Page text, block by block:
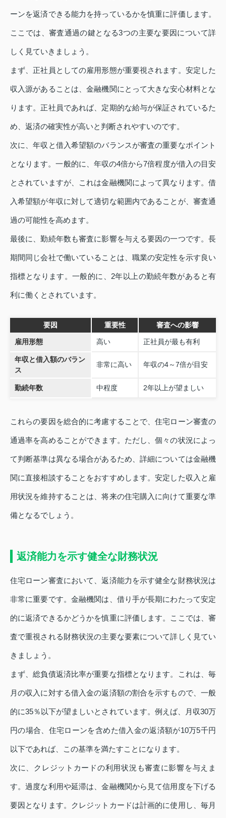
ーンを返済できる能力を持っているかを慎重に評価します。
ここでは、審査通過の鍵となる3つの主要な要因について詳
しく見ていきましょう。
まず、正社員としての雇用形態が重要視されます。安定した
収入源があることは、金融機関にとって大きな安心材料とな
ります。正社員であれば、定期的な給与が保証されているた
め、返済の確実性が高いと判断されやすいのです。
次に、年収と借入希望額のバランスが審査の重要なポイント
となります。一般的に、年収の4倍から7倍程度が借入の目安
とされていますが、これは金融機関によって異なります。借
入希望額が年収に対して適切な範囲内であることが、審査通
過の可能性を高めます。
最後に、勤続年数も審査に影響を与える要因の一つです。長
期間同じ会社で働いていることは、職業の安定性を示す良い
指標となります。一般的に、2年以上の勤続年数があると有
利に働くとされています。
要因 重要性 審査への影響
雇用形態 高い 正社員が最も有利
年収と借入額のバラン
ス
非常に高い 年収の4～7倍が目安
勤続年数 中程度 2年以上が望ましい
これらの要因を総合的に考慮することで、住宅ローン審査の
通過率を高めることができます。ただし、個々の状況によっ
て判断基準は異なる場合があるため、詳細については金融機
関に直接相談することをおすすめします。安定した収入と雇
用状況を維持することは、将来の住宅購入に向けて重要な準
備となるでしょう。
返済能力を示す健全な財務状況
住宅ローン審査において、返済能力を示す健全な財務状況は
非常に重要です。金融機関は、借り手が長期にわたって安定
的に返済できるかどうかを慎重に評価します。ここでは、審
査で重視される財務状況の主要な要素について詳しく見てい
きましょう。
まず、総負債返済比率が重要な指標となります。これは、毎
月の収入に対する借入金の返済額の割合を示すもので、一般
的に35％以下が望ましいとされています。例えば、月収30万
円の場合、住宅ローンを含めた借入金の返済額が10万5千円
以下であれば、この基準を満たすことになります。
次に、クレジットカードの利用状況も審査に影響を与えま
す。過度な利用や延滞は、金融機関から見て信用度を下げる
要因となります。クレジットカードは計画的に使用し、毎月